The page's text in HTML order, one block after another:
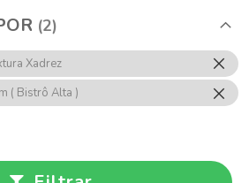
Xadrez
Esse
Item
( Bistrô Alta )
Esse